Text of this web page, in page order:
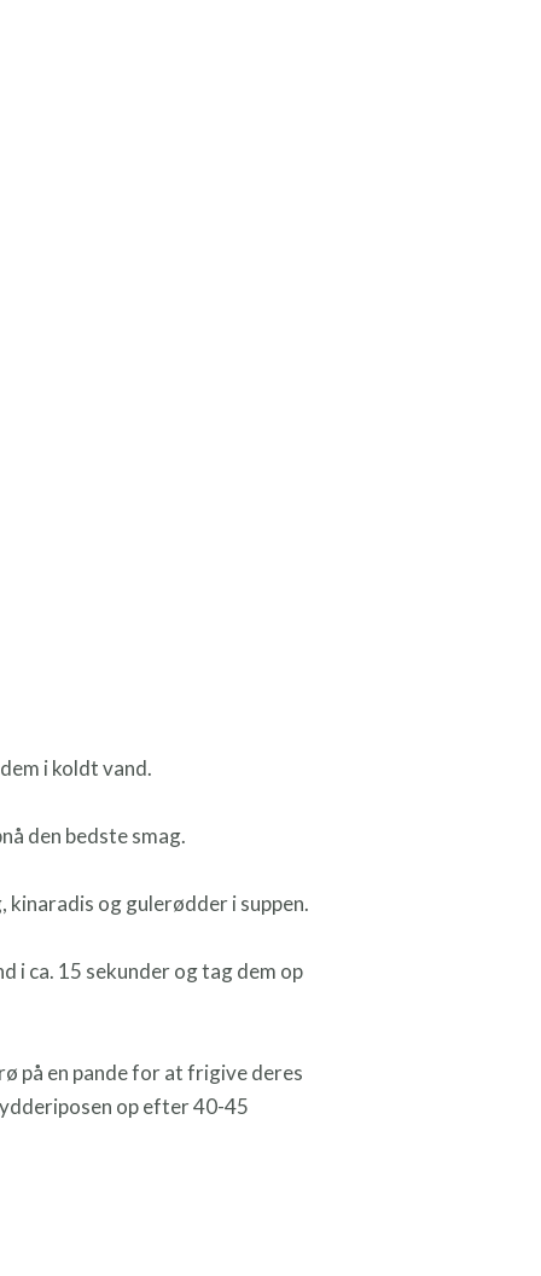
i koldt vand.
den bedste smag.
og gulerødder i suppen.
i ca. 15 sekunder og tag dem op
på en pande for at frigive deres
op efter 40-45